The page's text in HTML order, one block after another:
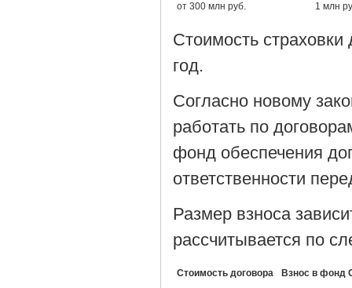
от 300 млн руб.
1 млн
Стоимость
год.
Согласно новому
работать по
фонд обеспечения
ответственности
Размер взноса
рассчитывается по
Стоимость договора
Взнос в фонд